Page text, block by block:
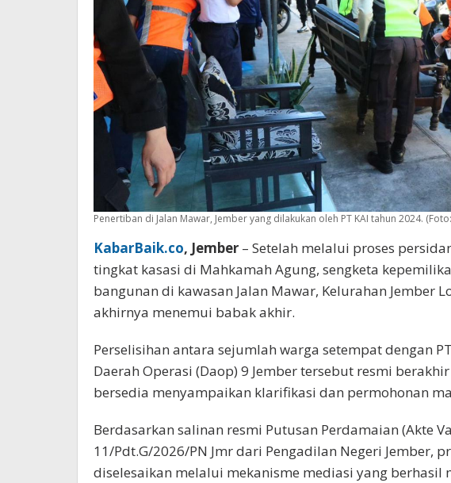
Penertiban di Jalan Mawar, Jember yang dilakukan oleh PT KAI tahun 2024.
KabarBaik.co, Jember – Setelah melalui proses
tingkat kasasi di Mahkamah Agung, sengketa
bangunan di kawasan Jalan Mawar, Kelurahan Jember
akhirnya menemui babak akhir.
Perselisihan antara sejumlah warga setempat dengan
Daerah Operasi (Daop) 9 Jember tersebut resmi
bersedia menyampaikan klarifikasi dan permohonan
Berdasarkan salinan resmi Putusan Perdamaian (Akte
11/Pdt.G/2026/PN Jmr dari Pengadilan Negeri Jember,
diselesaikan melalui mekanisme mediasi yang berhasil